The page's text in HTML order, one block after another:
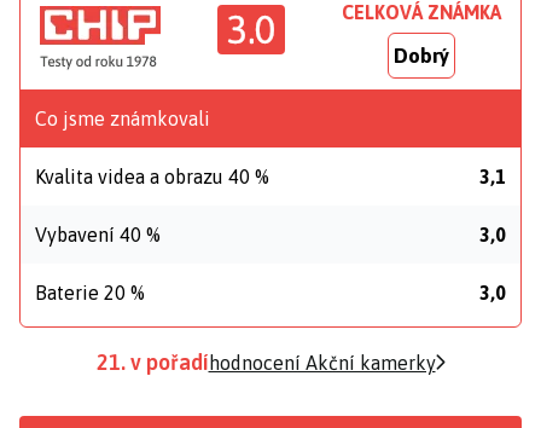
3.0 CELKOVÁ ZNÁMKA
Dobrý
Co jsme známkovali
Kvalita videa a obrazu 40 % 3,1
Vybavení 40 % 3,0
Baterie 20 % 3,0
21. v pořadí hodnocení Akční kamerky